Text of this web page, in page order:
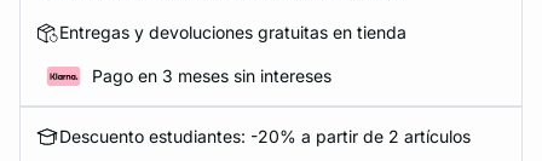
Entregas y devoluciones gratuitas en tienda
Pago en 3 meses sin intereses
Descuento estudiantes: -20% a partir de 2 artículos